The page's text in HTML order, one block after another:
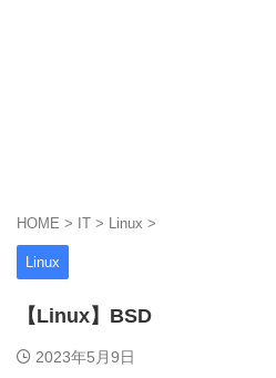
HOME > IT > Linux >
Linux
【Linux】BSD
2023年5月9日